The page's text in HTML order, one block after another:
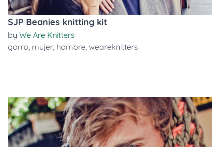
SJP Beanies knitting kit
by We Are Knitters
gorro, mujer, hombre, weareknitters